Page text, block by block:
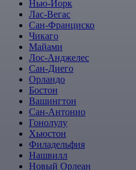
Нью-Йорк
Лас-Вегас
Сан-Франциско
Чикаго
Майами
Лос-Анджелес
Сан-Диего
Орландо
Бостон
Вашингтон
Сан-Антонио
Гонолулу
Хьюстон
Филадельфия
Нашвилл
Новый Орлеан